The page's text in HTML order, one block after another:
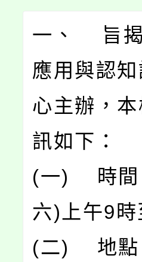
一、 旨揭
應用與認
心主辦，
訊如下：
(一) 時間
六)上午9時
(二) 地點